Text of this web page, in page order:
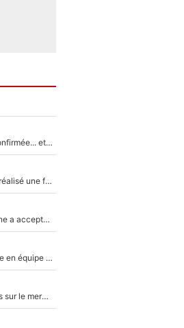
La signature du grand rival de Paul Seixas est confirmée... et c'est une excellente nouvelle pour l'équipe Decathlon-CMA CGM !
250M€ pour signer une star : Le PSG avait déjà réalisé une folie sur le mercato bien avant Neymar !
Voilà le seul homme politique que Zinedine Zidane a accepté dans son entourage : «Je garde un très bon souvenir de lui»
Franck Ribéry a osé s'attaquer à Zinedine Zidane en équipe de France : «Je n'aurais jamais fait ça»
Medina, Rulli, Paixao... ça part dans tous les sens sur le mercato de l'OM : Frank McCourt va enfin récupérer l'argent qu'il attend ?